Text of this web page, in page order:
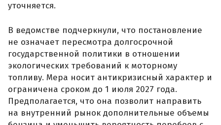
уточняется.
В ведомстве подчеркнули, что постановление
не означает пересмотра долгосрочной
государственной политики в отношении
экологических требований к моторному
топливу. Мера носит антикризисный характер и
ограничена сроком до 1 июля 2027 года.
Предполагается, что она позволит направить
на внутренний рынок дополнительные объемы